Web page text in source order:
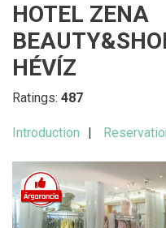
HOTEL ZENA
HÉVÍZ
Ratings: 487
Introduction